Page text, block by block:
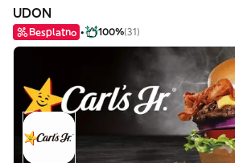
UDON
Besplatno 100%(31)